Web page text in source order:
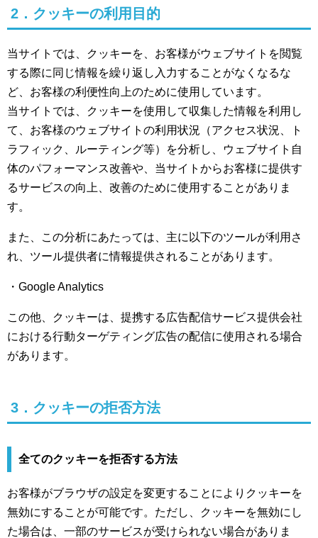
2．クッキーの利用目的
当サイトでは、クッキーを、お客様がウェブサイトを閲覧
する際に同じ情報を繰り返し入力することがなくなるな
ど、お客様の利便性向上のために使用しています。
当サイトでは、クッキーを使用して収集した情報を利用し
て、お客様のウェブサイトの利用状況（アクセス状況、ト
ラフィック、ルーティング等）を分析し、ウェブサイト自
体のパフォーマンス改善や、当サイトからお客様に提供す
るサービスの向上、改善のために使用することがありま
す。
また、この分析にあたっては、主に以下のツールが利用さ
れ、ツール提供者に情報提供されることがあります。
・Google Analytics
この他、クッキーは、提携する広告配信サービス提供会社
における行動ターゲティング広告の配信に使用される場合
があります。
3．クッキーの拒否方法
全てのクッキーを拒否する方法
お客様がブラウザの設定を変更することによりクッキーを
無効にすることが可能です。ただし、クッキーを無効にし
た場合は、一部のサービスが受けられない場合がありま